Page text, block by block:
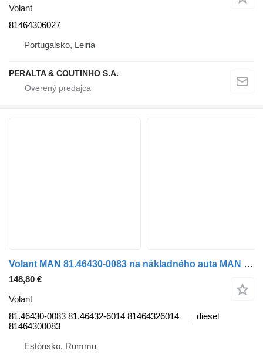
Volant
81464306027
Portugalsko, Leiria
PERALTA & COUTINHO S.A.
Volant MAN 81.46430-0083 na nákladného auta MAN TGL, TGM, TGS, TGX (2005-2021)
148,80 €
Volant
81.46430-0083 81.46432-6014 81464326014
81464300083
diesel
Estónsko, Rummu